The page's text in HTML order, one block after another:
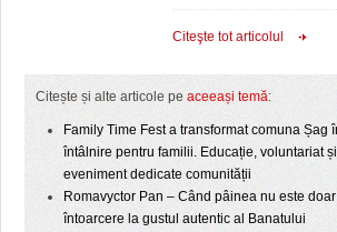
Citeşte tot articolul
Citește și alte articole pe aceeași temă:
Family Time Fest a transformat comuna Șag
întâlnire pentru familii. Educație, voluntariat
eveniment dedicate comunității
Romavyctor Pan – Când pâinea nu este
întoarcere la gustul autentic al Banatului